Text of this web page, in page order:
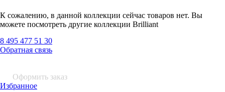
К сожалению, в данной коллекции сейчас товаров нет. Вы
можете посмотреть другие коллекции Brilliant
8 495 477 51 30
Обратная связь
Оформить заказ
Избранное